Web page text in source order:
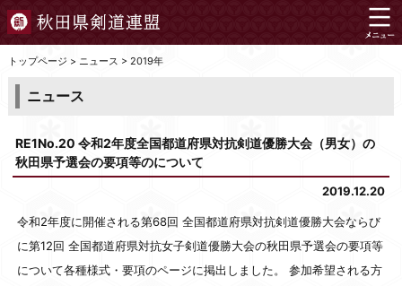
トップページ > ニュース > 2019年
ニュース
RE1No.20 令和2年度全国都道府県対抗剣道優勝大会（男女）の
秋田県予選会の要項等のについて
2019.12.20
令和2年度に開催される第68回 全国都道府県対抗剣道優勝大会ならび
に第12回 全国都道府県対抗女子剣道優勝大会の秋田県予選会の要項等
について各種様式・要項のページに掲出しました。 参加希望される方